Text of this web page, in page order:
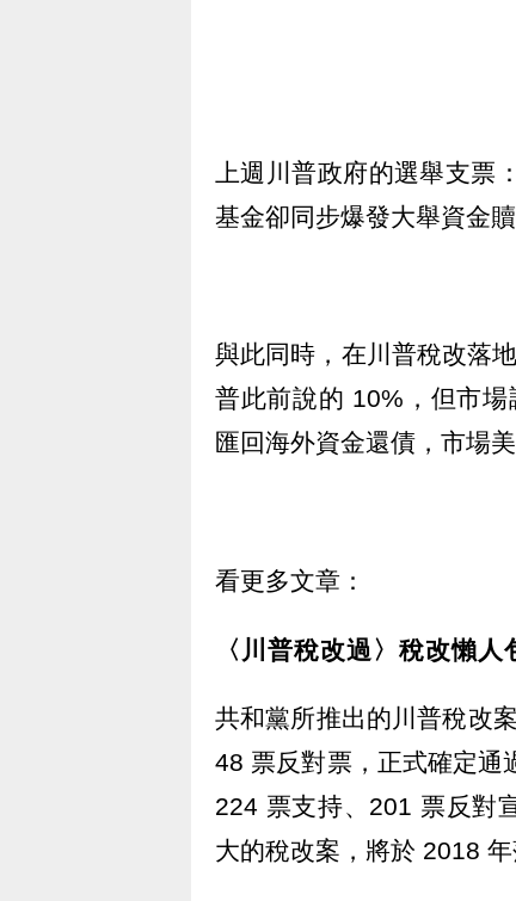
上週川普政府的選舉支票
基金卻同步爆發大舉資金贖
與此同時，在川普稅改落
普此前說的 10%，但市
匯回海外資金還債，市場
看更多文章：
〈川普稅改過〉稅改懶
共和黨所推出的川普稅改
48 票反對票，正式確定通
224 票支持、201 票反對
大的稅改案，將於 2018 年